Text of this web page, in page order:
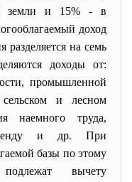
земли и 15% - в
доход
разделяется на семь
доходы от:
промышленной
и лесном
наемного труда,
и др. При
базы по этому
вычету